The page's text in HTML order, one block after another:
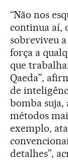
“Não nos
continua aí,
sobreviveu
força a
que
Qaeda”,
de
bomba suja,
métodos
exemplo,
detalhes”,